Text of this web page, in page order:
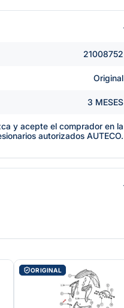
21008752
Original
3 MESES
y acepte el comprador en la
autorizados AUTECO.
ORIGINAL